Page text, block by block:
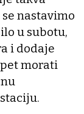
nastavimo
u subotu,
i dodaje
morati